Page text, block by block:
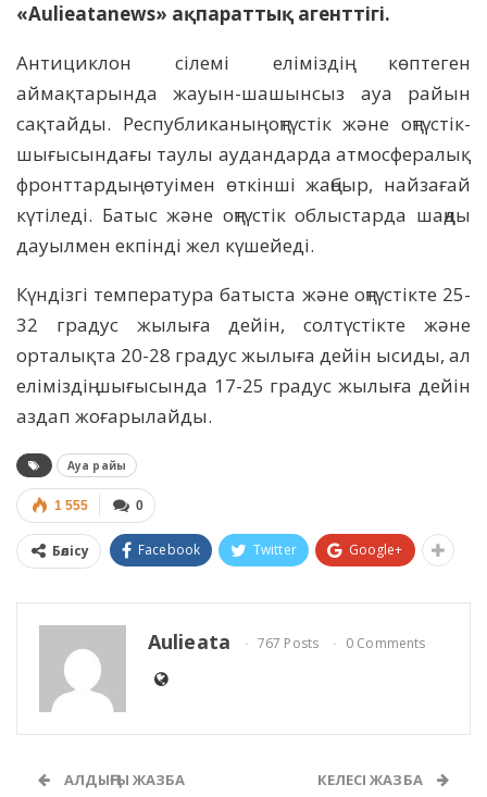
«Aulieatanews» ақпараттық агенттігі.
Антициклон сілемі еліміздің көптеген
аймақтарында жауын-шашынсыз ауа райын
сақтайды. Республиканың оңтүстік және оңтүстік-
шығысындағы таулы аудандарда атмосфералық
фронттардың өтуімен өткінші жаңбыр, найзағай
күтіледі. Батыс және оңтүстік облыстарда шаңды
дауылмен екпінді жел күшейеді.
Күндізгі температура батыста және оңтүстікте 25-
32 градус жылыға дейін, солтүстікте және
орталықта 20-28 градус жылыға дейін ысиды, ал
еліміздің шығысында 17-25 градус жылыға дейін
аздап жоғарылайды.
Ауа райы
0
1 555
Бөлісу Facebook Twitter Google+
Aulieata 767 Posts 0 Comments
АЛДЫҢҒЫ ЖАЗБА КЕЛЕСІ ЖАЗБА